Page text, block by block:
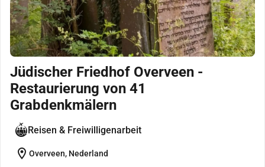
Jüdischer Friedhof Overveen -
Restaurierung von 41
Grabdenkmälern
Reisen & Freiwilligenarbeit
location_on Overveen, Nederland